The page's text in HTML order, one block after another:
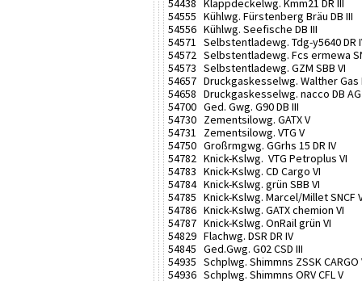
54438 Klappdeckelwg. Kmm21 DR III
54555 Kühlwg. Fürstenberg Bräu DB III
54556 Kühlwg. Seefische DB III
54571 Selbstentladewg. Tdg-y5640 DR
54572 Selbstentladewg. Fcs ermewa
54573 Selbstentladewg. GZM SBB VI
54657 Druckgaskesselwg. Walther Gas
54658 Druckgaskesselwg. nacco DB AG
54700 Ged. Gwg. G90 DB III
54730 Zementsilowg. GATX V
54731 Zementsilowg. VTG V
54750 Großrmgwg. GGrhs 15 DR IV
54782 Knick-Kslwg. VTG Petroplus VI
54783 Knick-Kslwg. CD Cargo VI
54784 Knick-Kslwg. grün SBB VI
54785 Knick-Kslwg. Marcel/Millet SNCF
54786 Knick-Kslwg. GATX chemion VI
54787 Knick-Kslwg. OnRail grün VI
54829 Flachwg. DSR DR IV
54845 Ged.Gwg. G02 CSD III
54935 Schplwg. Shimmns ZSSK CARGO
54936 Schplwg. Shimmns ORV CFL V